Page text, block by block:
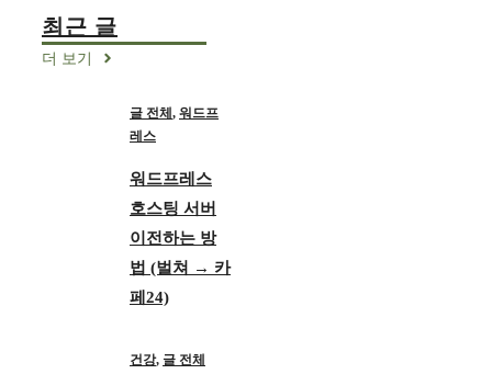
최근 글
더 보기
글 전체 , 워드프
레스
워드프레스
호스팅 서버
이전하는 방
법 (벌쳐 → 카
페24)
건강, 글 전체